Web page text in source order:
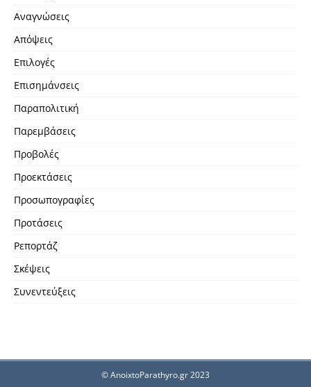
Αναγνώσεις
Απόψεις
Επιλογές
Επισημάνσεις
Παραπολιτική
Παρεμβάσεις
Προβολές
Προεκτάσεις
Προσωπογραφίες
Προτάσεις
Ρεπορτάζ
Σκέψεις
Συνεντεύξεις
© AnoixtoParathyro.gr 2023